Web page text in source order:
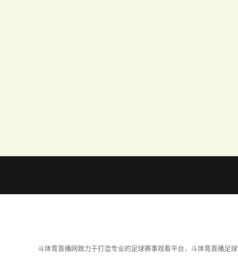
斗体育直播网致力于打造专业的足球赛事观看平台，斗体育直播足